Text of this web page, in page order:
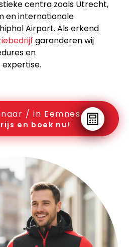
centra zoals Utrecht,
en internationale
Airport. Als erkend
garanderen wij
en
/ in Eemnes
en boek nu!